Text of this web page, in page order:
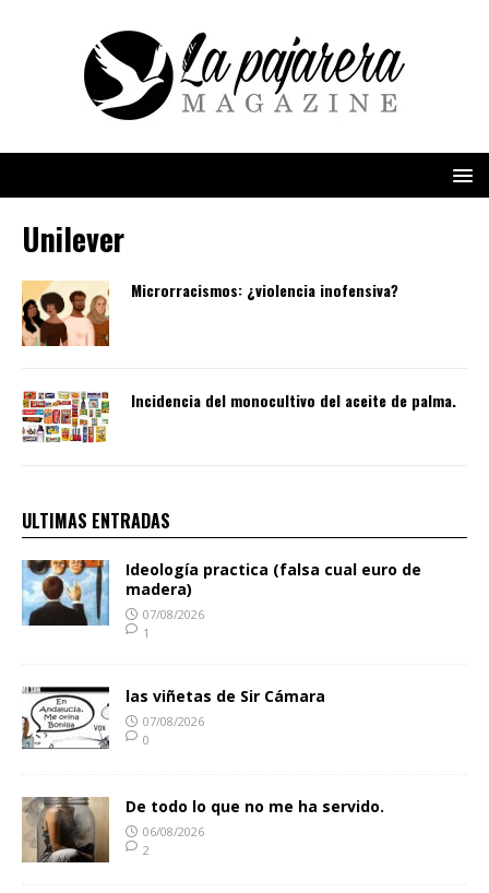
Unilever
Microrracismos: ¿violencia inofensiva?
Incidencia del monocultivo del aceite de palma.
ULTIMAS ENTRADAS
Ideología practica (falsa cual euro de
madera)
07/08/2026
1
las viñetas de Sir Cámara
07/08/2026
0
De todo lo que no me ha servido.
06/08/2026
2